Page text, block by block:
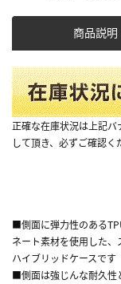
商品説明
正確な在庫状況は上記
して頂き、必ずご確認く
■側面に弾力性のある
ネート素材を使用した
ハイブリッドケースです
■側面は強じんな耐久性